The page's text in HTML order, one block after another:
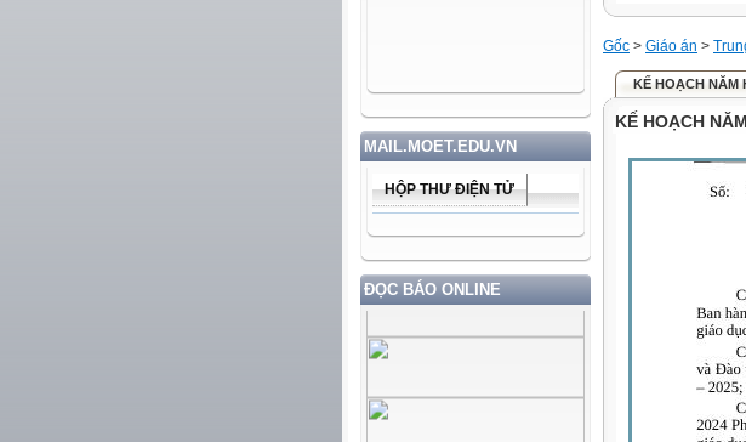
MAIL.MOET.EDU.VN
HỘP THƯ ĐIỆN TỬ
ĐỌC BÁO ONLINE
Gốc > Giáo án >
KẾ HOẠCH NĂM
KẾ HOẠCH